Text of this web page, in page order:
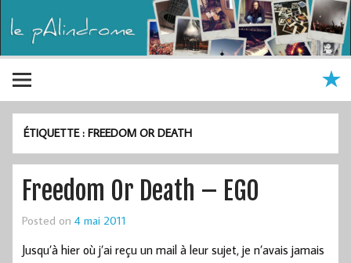
ÉTIQUETTE :FREEDOM OR DEATH
Freedom Or Death – EGO
Posted on 4 mai 2011
Jusqu’à hier où j’ai reçu un mail à leur sujet, je n’avais jamais